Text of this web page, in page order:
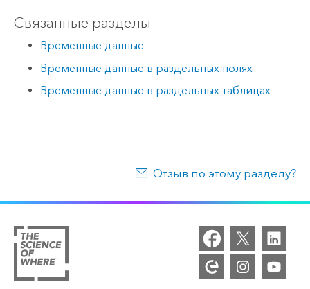
Связанные разделы
Временные данные
Временные данные в раздельных полях
Временные данные в раздельных таблицах
Отзыв по этому разделу?